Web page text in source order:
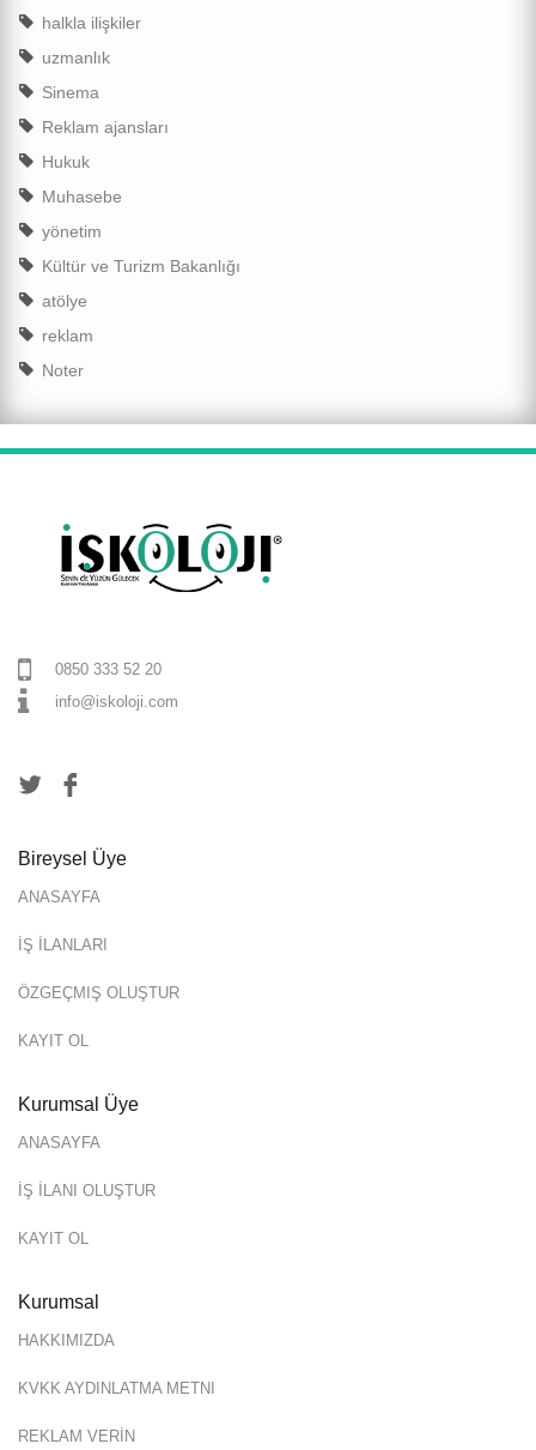
halkla ilişkiler
uzmanlık
Sinema
Reklam ajansları
Hukuk
Muhasebe
yönetim
Kültür ve Turizm Bakanlığı
atölye
reklam
Noter
0850 333 52 20
info@iskoloji.com
Bireysel Üye
ANASAYFA
İŞ İLANLARI
ÖZGEÇMIŞ OLUŞTUR
KAYIT OL
Kurumsal Üye
ANASAYFA
İŞ İLANI OLUŞTUR
KAYIT OL
Kurumsal
HAKKIMIZDA
KVKK AYDINLATMA METNI
REKLAM VERİN